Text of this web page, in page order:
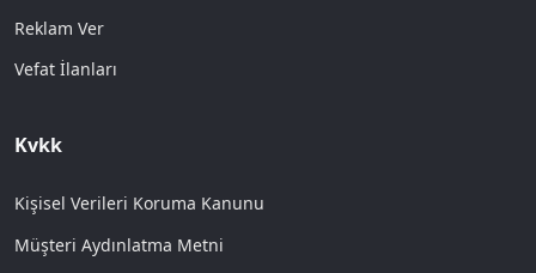
Reklam Ver
Vefat İlanları
Kvkk
Kişisel Verileri Koruma Kanunu
Müşteri Aydınlatma Metni